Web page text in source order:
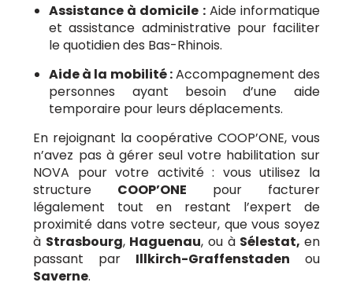
Assistance à domicile :Aide informatique
et assistance administrative pour faciliter
le quotidien des Bas-Rhinois.
Aide à la mobilité :Accompagnement des
personnes ayant besoin d’une aide
temporaire pour leurs déplacements.
En rejoignant la coopérative COOP’ONE, vous
n’avez pas à gérer seul votre habilitation sur
NOVA pour votre activité : vous utilisez la
structure COOP’ONE pour facturer
légalement tout en restant l’expert de
proximité dans votre secteur, que vous soyez
à Strasbourg, Haguenau, ou à Sélestat, en
passant par Illkirch-Graffenstaden ou
Saverne.